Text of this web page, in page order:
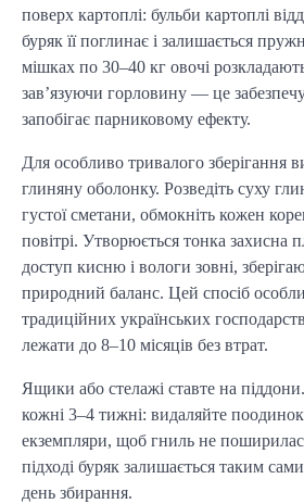
поверх картоплі: бульби картоплі
буряк її поглинає і залишається
мішках по 30–40 кг овочі
зав’язуючи горловину — це
запобігає парниковому ефекту.
Для особливо тривалого зберігання
глиняну оболонку. Розведіть суху
густої сметани, обмокніть кожен
повітрі. Утворюється тонка захисна
доступ кисню і вологи зовні,
природний баланс. Цей спосіб
традиційних українських
лежати до 8–10 місяців без втрат.
Ящики або стелажі ставте на
кожні 3–4 тижні: видаляйте
екземпляри, щоб гниль не
підході буряк залишається таким
день збирання.